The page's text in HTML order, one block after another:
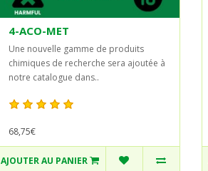
4-ACO-MET
Une nouvelle gamme de produits
chimiques de recherche sera ajoutée à
notre catalogue dans..
68,75€
AJOUTER AU PANIER